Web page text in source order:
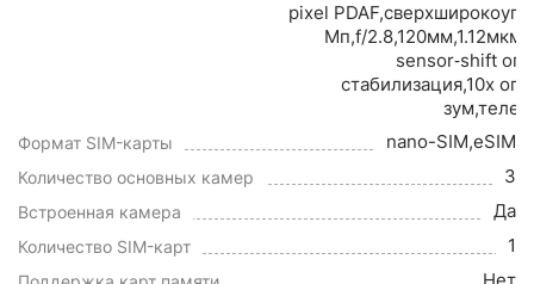
pixel
Мп,f/
sensor‑shift
стабилизация,10x
Формат SIM-карты nano-SIM,eSIM
Количество основных камер 3
Встроенная камера Да
Количество SIM-карт 1